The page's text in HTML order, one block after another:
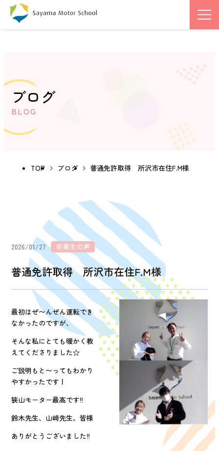
ブログ
BLOG
TOP ブログ 普通免許取得 所沢市在住F.M様
2026/01/27 卒業生の声
普通免許取得 所沢市在住F.M様
最初はぜ〜んぜん運転でき
なかったのですが、
そんな私にとても暖かく教
えてくださりました☆
ご説明もと〜ってもわかり
やすかったです！
狭山モーター最高です‼︎
鈴木先生、山﨑先生、皆様
ありがとうございました‼︎